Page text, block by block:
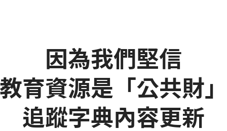
因為我們堅信
教育資源是「公共財」
追蹤字典內容更新